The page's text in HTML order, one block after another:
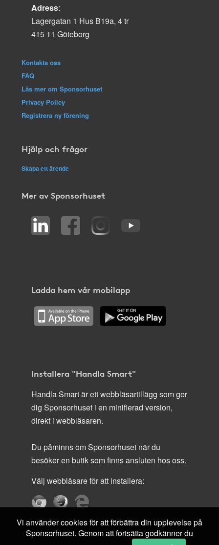
Adress:
Lagergatan 1 Hus B19a, 4 tr
415 11 Göteborg
Kontakta oss
FAQ
Läs mer om Sponsorhuset
Privacy Policy
Registrera ny förening
Hjälp och frågor
Skapa ett ärende
Mer av Sponsorhuset
Ladda hem vår mobilapp
Installera "Handla Smart"
Handla Smart är ett webbläsartillägg som ger
dig Sponsorhuset i en minifierad version,
direkt i webbläsaren.
Du påminns om Sponsorhuset när du
besöker en butik som finns ansluten hos oss.
Välj webbläsare för att installera:
Vi använder cookies för att förbättra din upplevelse på
Sponsorhuset. Genom att fortsätta godkänner du